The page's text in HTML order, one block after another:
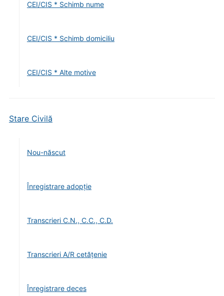
CEI/CIS * Schimb nume
CEI/CIS * Schimb domiciliu
CEI/CIS * Alte motive
Stare Civilă
Nou-născut
Înregistrare adopție
Transcrieri C.N., C.C., C.D.
Transcrieri A/R cetățenie
Înregistrare deces